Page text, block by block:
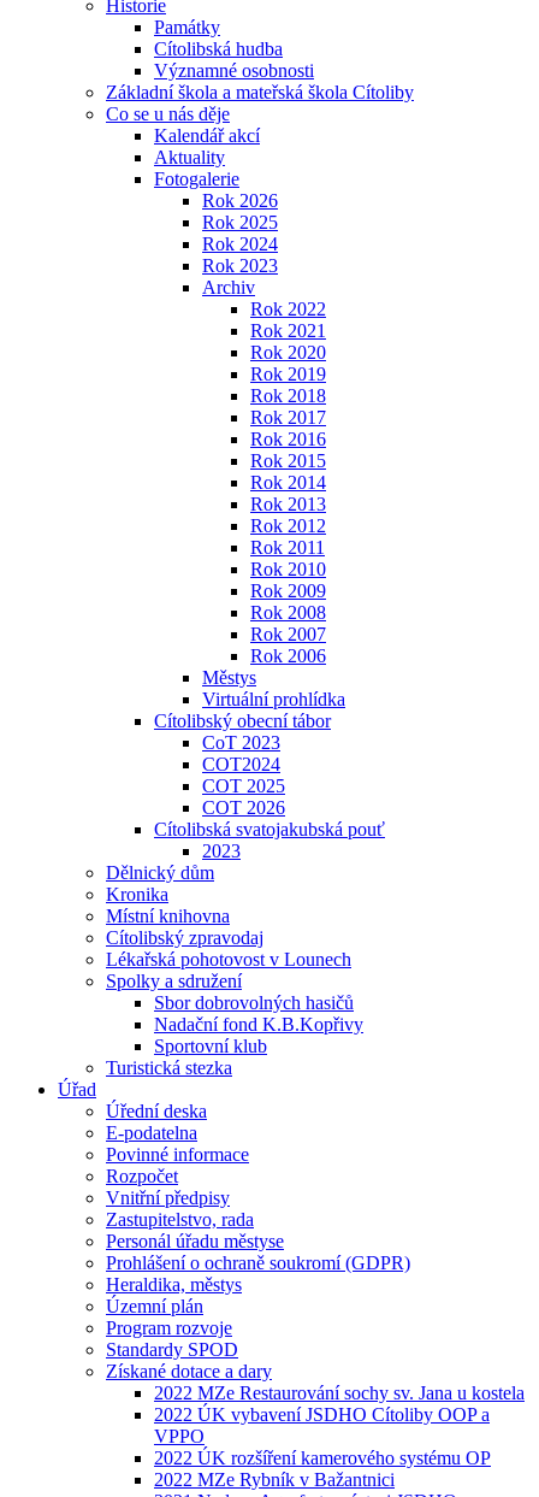
Historie
Památky
Cítolibská hudba
Významné osobnosti
Základní škola a mateřská škola Cítoliby
Co se u nás děje
Kalendář akcí
Aktuality
Fotogalerie
Rok 2026
Rok 2025
Rok 2024
Rok 2023
Archiv
Rok 2022
Rok 2021
Rok 2020
Rok 2019
Rok 2018
Rok 2017
Rok 2016
Rok 2015
Rok 2014
Rok 2013
Rok 2012
Rok 2011
Rok 2010
Rok 2009
Rok 2008
Rok 2007
Rok 2006
Městys
Virtuální prohlídka
Cítolibský obecní tábor
CoT 2023
COT2024
COT 2025
COT 2026
Cítolibská svatojakubská pouť
2023
Dělnický dům
Kronika
Místní knihovna
Cítolibský zpravodaj
Lékařská pohotovost v Lounech
Spolky a sdružení
Sbor dobrovolných hasičů
Nadační fond K.B.Kopřivy
Sportovní klub
Turistická stezka
Úřad
Úřední deska
E-podatelna
Povinné informace
Rozpočet
Vnitřní předpisy
Zastupitelstvo, rada
Personál úřadu městyse
Prohlášení o ochraně soukromí (GDPR)
Heraldika, městys
Územní plán
Program rozvoje
Standardy SPOD
Získané dotace a dary
2022 MZe Restaurování sochy sv. Jana u kostela
2022 ÚK vybavení JSDHO Cítoliby OOP a
VPPO
2022 ÚK rozšíření kamerového systému OP
2022 MZe Rybník v Bažantnici